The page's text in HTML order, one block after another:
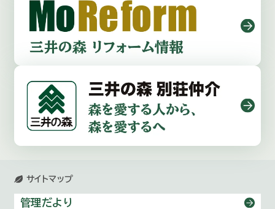
サイトマップ
管理だより